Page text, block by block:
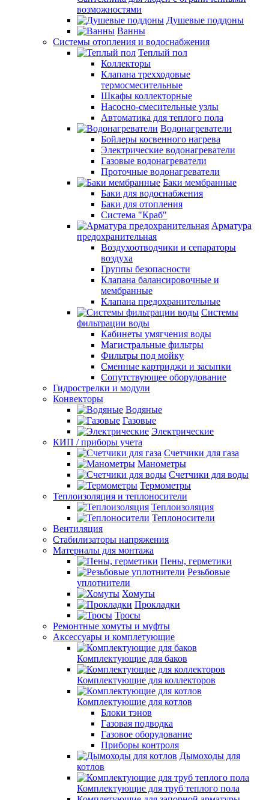
возможностями
Душевые поддоны
Ванны
Системы отопления и водоснабжения
Теплый пол
Коллекторы
Клапана трехходовые
термосмесительные
Шкафы коллекторные
Насосно-смесительные узлы
Автоматика для теплого пола
Водонагреватели
Бойлеры косвенного нагрева
Электрические водонагреватели
Газовые водонагреватели
Проточные водонагреватели
Баки мембранные
Баки для водоснабжения
Баки для отопления
Система "Краб"
Арматура
предохранительная
Воздухоотводчики и сепараторы
воздуха
Группы безопасности
Клапана балансировочные и
мембранные
Клапана предохранительные
Системы
фильтрации воды
Кабинеты умягчения воды
Магистральные фильтры
Фильтры под мойку
Сменные картриджи и засыпки
Сопутствующее оборудование
Гидрострелки и модули
Конвекторы
Водяные
Газовые
Электрические
КИП / приборы учета
Счетчики для газа
Манометры
Счетчики для воды
Термометры
Теплоизоляция и теплоносители
Теплоизоляция
Теплоносители
Вентиляция
Стабилизаторы напряжения
Материалы для монтажа
Пены, герметики
Резьбовые
уплотнители
Хомуты
Прокладки
Тросы
Ремонтные хомуты и муфты
Аксессуары и комплетующие
Комплектующие для баков
Комплектующие для коллекторов
Комплектующие для котлов
Блоки тэнов
Газовая подводка
Газовое оборудование
Приборы контроля
Дымоходы для
котлов
Комплектующие для труб теплого пола